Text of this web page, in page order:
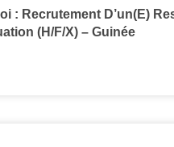
: Recrutement D’un(e)
(H/F/X) – Guinée